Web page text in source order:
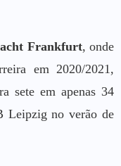
Frankfurt, onde
em 2020/2021,
sete em apenas 34
Leipzig no verão de